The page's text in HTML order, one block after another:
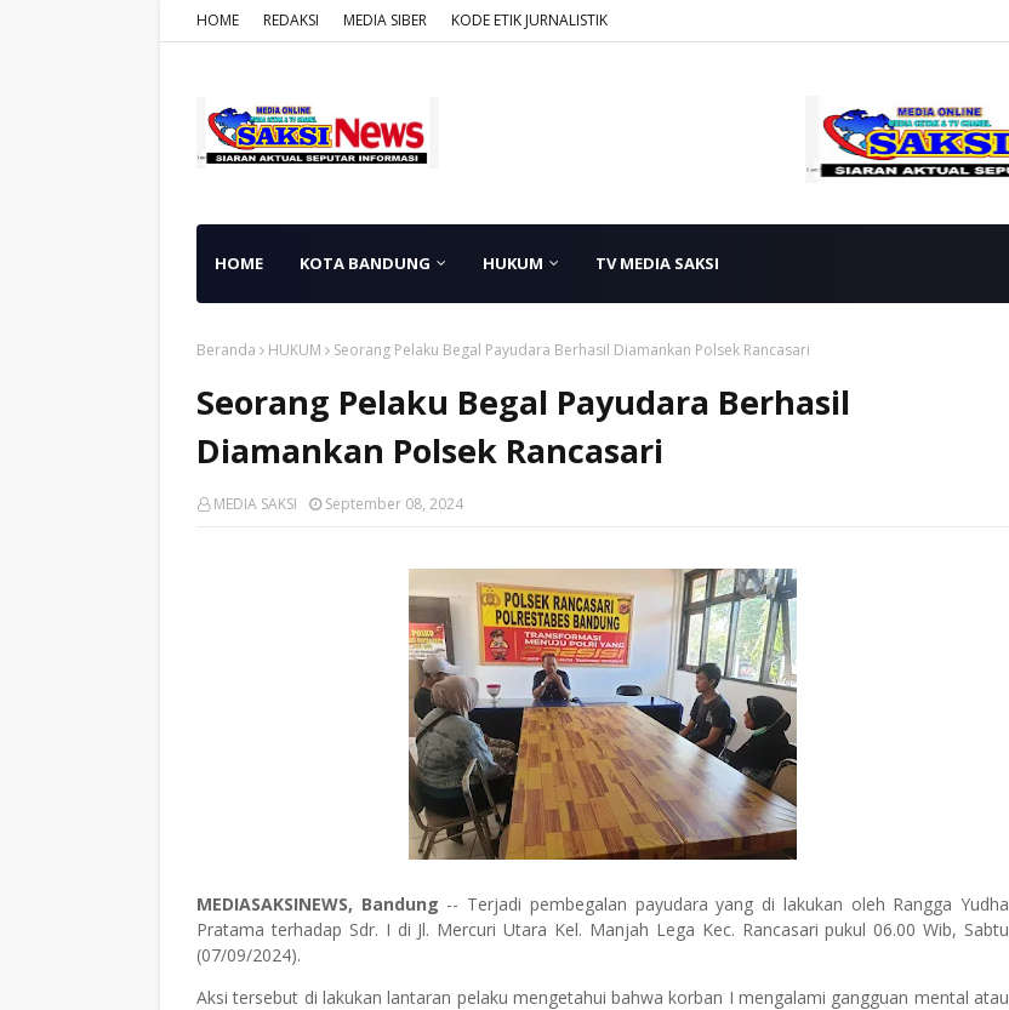
HOME REDAKSI MEDIA SIBER KODE ETIK JURNALISTIK
HOME KOTA BANDUNG HUKUM TV MEDIA SAKSI
Beranda HUKUM Seorang Pelaku Begal Payudara Berhasil Diamankan Polsek Rancasari
Seorang Pelaku Begal Payudara Berhasil
Diamankan Polsek Rancasari
MEDIA SAKSI September 08, 2024
MEDIASAKSINEWS, Bandung -- Terjadi pembegalan payudara yang di lakukan oleh Rangga Yudha
Pratama terhadap Sdr. I di Jl. Mercuri Utara Kel. Manjah Lega Kec. Rancasari pukul 06.00 Wib, Sabtu
(07/09/2024).
Aksi tersebut di lakukan lantaran pelaku mengetahui bahwa korban I mengalami gangguan mental atau